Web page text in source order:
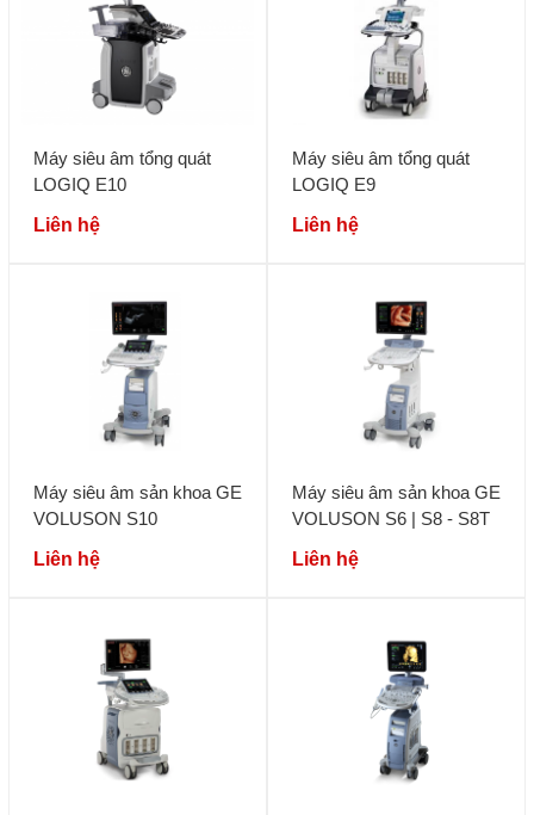
Máy siêu âm tổng quát
LOGIQ E10
Liên hệ
Máy siêu âm tổng quát
LOGIQ E9
Liên hệ
Máy siêu âm sản khoa GE
VOLUSON S10
Liên hệ
Máy siêu âm sản khoa GE
VOLUSON S6 | S8 - S8T
Liên hệ